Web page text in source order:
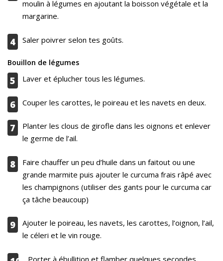
moulin à légumes en ajoutant la boisson végétale et la
margarine.
4 Saler poivrer selon tes goûts.
Bouillon de légumes
5 Laver et éplucher tous les légumes.
6 Couper les carottes, le poireau et les navets en deux.
7
Planter les clous de girofle dans les oignons et enlever
le germe de l’ail.
8
Faire chauffer un peu d’huile dans un faitout ou une
grande marmite puis ajouter le curcuma frais râpé avec
les champignons (utiliser des gants pour le curcuma car
ça tâche beaucoup)
9
Ajouter le poireau, les navets, les carottes, l’oignon, l’ail,
le céleri et le vin rouge.
Porter à ébullition et flamber quelques secondes.